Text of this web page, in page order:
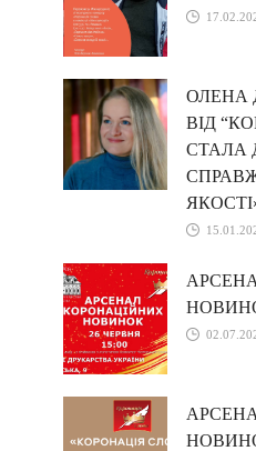
ОЛЕНА
ВІД
СТАЛА